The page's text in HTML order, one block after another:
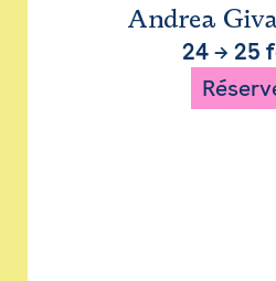
Andrea
24→ 25